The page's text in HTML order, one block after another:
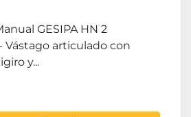
GESIPA HN 2
Vástago articulado con
y...